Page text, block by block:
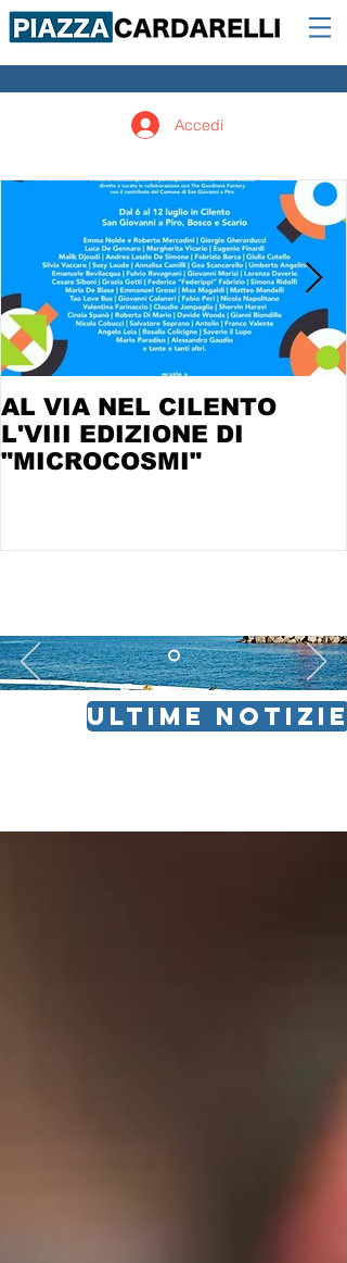
Accedi
AL VIA NEL CILENTO
L'VIII EDIZIONE DI
"MICROCOSMI"
ULTIME NOTIZIE